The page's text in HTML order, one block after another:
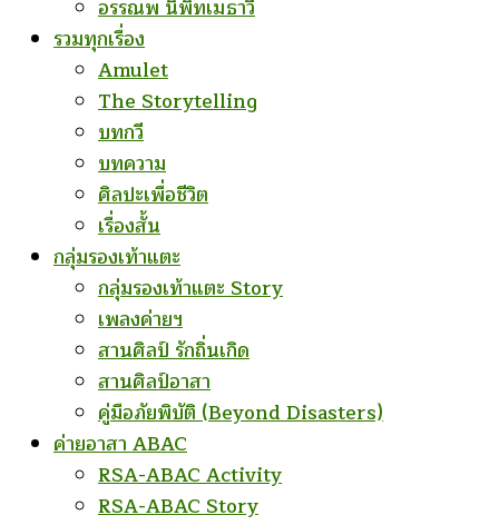
อรรณพ นิพิทเมธาวี
รวมทุกเรื่อง
Amulet
The Storytelling
บทกวี
บทความ
ศิลปะเพื่อชีวิต
เรื่องสั้น
กลุ่มรองเท้าแตะ
กลุ่มรองเท้าแตะ Story
เพลงค่ายฯ
สานศิลป์ รักถิ่นเกิด
สานศิลป์อาสา
คู่มือภัยพิบัติ (Beyond Disasters)
ค่ายอาสา ABAC
RSA-ABAC Activity
RSA-ABAC Story